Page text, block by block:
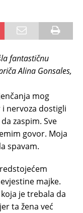
fantastičnu
Alina Gonsales,
mog
nervoza dostigli
zaspim. Sve
govor. Moja
spavam.
majke.
je trebala da
ta žena već